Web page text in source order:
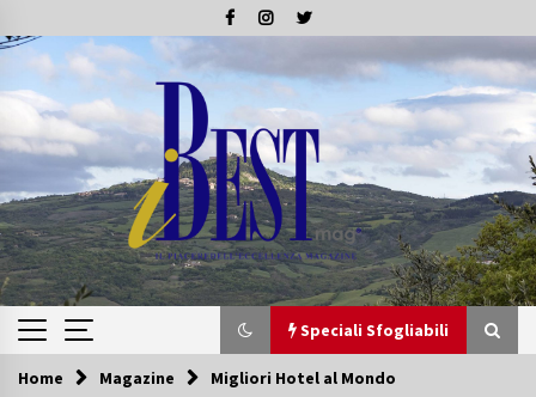
to
content
Speciali Sfogliabili
Speciali Sfogliabili
Home Magazine Migliori Hotel al Mondo